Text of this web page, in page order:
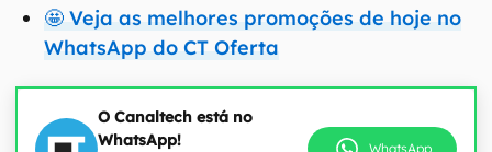
🤩 Veja as melhores promoções de hoje no
WhatsApp do CT Oferta
O Canaltech está no
WhatsApp!
WhatsApp